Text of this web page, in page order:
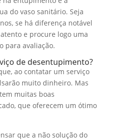
do vaso sanitário. Seja
se há diferença notável
e procure logo uma
para avaliação.
de desentupimento?
ao contatar um serviço
muito dinheiro. Mas
muitas boas
que oferecem um ótimo
que a não solução do